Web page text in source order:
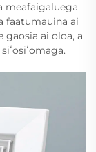
meafaigaluega
faatumauina ai
gaosia ai oloa, a